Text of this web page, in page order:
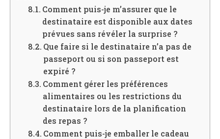
Comment puis-je m’assurer que le
destinataire est disponible aux dates
prévues sans révéler la surprise ?
Que faire si le destinataire n’a pas de
passeport ou si son passeport est
expiré ?
Comment gérer les préférences
alimentaires ou les restrictions du
destinataire lors de la planification
des repas ?
Comment puis-je emballer le cadeau